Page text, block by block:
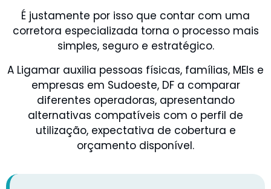
É justamente por isso que contar com uma
corretora especializada torna o processo mais
simples, seguro e estratégico.
A Ligamar auxilia pessoas físicas, famílias, MEIs e
empresas em Sudoeste, DF a comparar
diferentes operadoras, apresentando
alternativas compatíveis com o perfil de
utilização, expectativa de cobertura e
orçamento disponível.